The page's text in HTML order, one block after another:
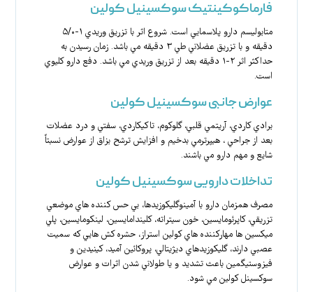
فارماکوکینتیک سوکسینیل کولین
متابوليسم دارو پلاسمايي است. شروع اثر با تزريق وريدي ۱-۵/۰
دقيقه و با تزريق عضلاني طي ۳ دقيقه مي باشد. زمان رسيدن به
حداكثر اثر ۲-۱ دقيقه بعد از تزريق وريدي مي باشد. دفع دارو كليوي
است.
عوارض جانبی سوکسینیل کولین
برادي كاردي، آريتمي قلبي، گلوكوم، تاكيكاردي، سفتي و درد عضلات
بعد از جراحي ، هيپرترمي بدخيم و افزايش ترشح بزاق از عوارض نسبتاً
شايع و مهم دارو مي باشند.
تداخلات دارویی سوکسینیل کولین
مصرف همزمان دارو با آمينوگليكوزيدها، بي حس كننده هاي موضعي
تزريقي، كاپرئومايسين، خون سيتراته، كليندامايسين، لينكومايسين، پلي
ميكسين ها مهاركننده هاي كولين استراز، حشره كش هايي كه سميت
عصبي دارند، گليكوزيدهاي ديژيتالي، پروكائين آميد، كينيدين و
فيزوستيگمين باعث تشديد و يا طولاني شدن اثرات و عوارض
سوكسينل كولين مي شود.